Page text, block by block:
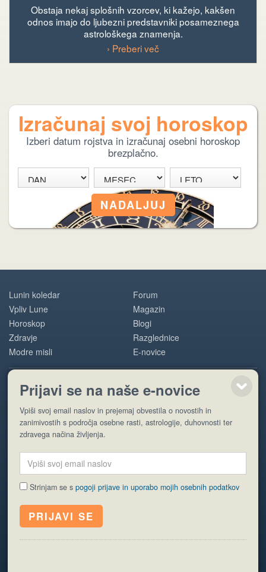
Obstaja nekaj splošnih vzorcev, ki kažejo, kakšen
odnos imajo do ljubezni predstavniki posameznega
astrološkega znamenja.
› Preberi več
Izračunaj svoj horoskop
Izberi datum rojstva in izračunaj osebni horoskop
brezplačno.
Lunin koledar
Vpliv Lune
Horoskop
Zdravje
Modre misli
Forum
Magazin
Blogi
Razglednice
E-novice
POMOČ
O nas
Oglaševanje
© EyeCatching. Vse pravice so pridržane.
ISSN 1581-2332
Politika piškotkov Varstvo osebnih podatkov
Prijavi se na naše e-novice
Vpiši svoj email naslov in prejemaj obvestila o novostih in
zanimivostih s področja osebne rasti, astrologije, duhovnosti ter
zdravega načina življenja.
Strinjam se spogoji prijave in uporabo mojih osebnih podatkov